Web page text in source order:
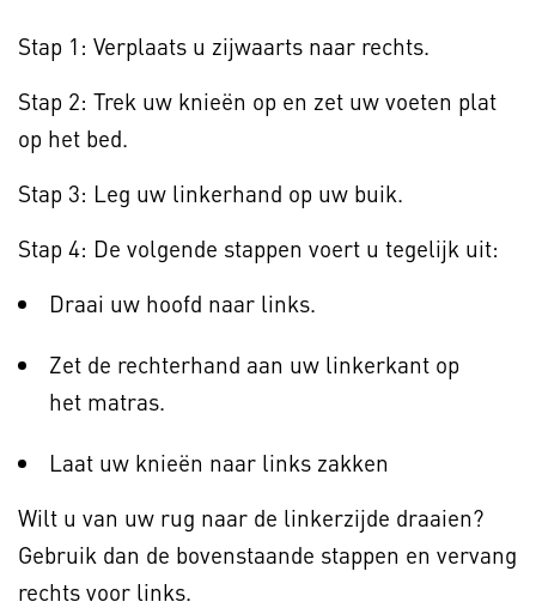
Stap 1: Verplaats u zijwaarts naar rechts.
Stap 2: Trek uw knieën op en zet uw voeten plat
op het bed.
Stap 3: Leg uw linkerhand op uw buik.
Stap 4: De volgende stappen voert u tegelijk uit:
Draai uw hoofd naar links.
Zet de rechterhand aan uw linkerkant op
het matras.
Laat uw knieën naar links zakken
Wilt u van uw rug naar de linkerzijde draaien?
Gebruik dan de bovenstaande stappen en vervang
rechts voor links.